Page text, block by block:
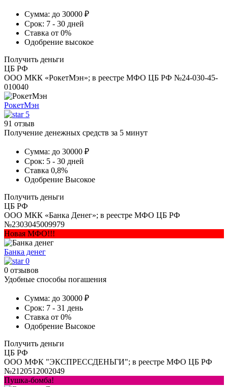
Сумма: до 30000 ₽
Срок: 7 - 30 дней
Ставка от 0%
Одобрение высокое
Получить деньги
ЦБ РФ
ООО МКК «РокетМэн»; в реестре МФО ЦБ РФ №24-030-45-
010040
РокетМэн
5
91 отзыв
Получение денежных средств за 5 минут
Сумма: до 30000 ₽
Срок: 5 - 30 дней
Ставка 0,8%
Одобрение Высокое
Получить деньги
ЦБ РФ
ООО МКК «Банка Денег»; в реестре МФО ЦБ РФ
№2303045009979
Новая МФО!!!
Банка денег
0
0 отзывов
Удобные способы погашения
Сумма: до 30000 ₽
Срок: 7 - 31 день
Ставка от 0%
Одобрение Высокое
Получить деньги
ЦБ РФ
ООО МФК "ЭКСПРЕССДЕНЬГИ"; в реестре МФО ЦБ РФ
№2120512002049
Пушка-бомба!